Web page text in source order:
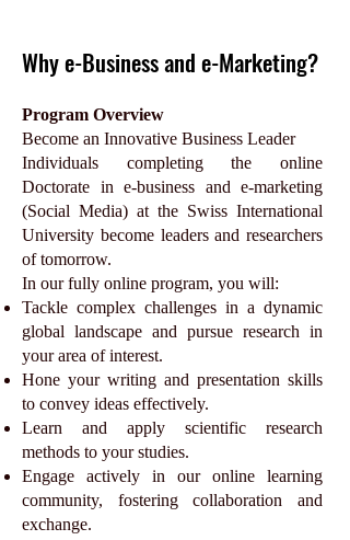
Why e-Business and e-Marketing?
Program Overview
Become an Innovative Business Leader
Individuals completing the online
Doctorate in e-business and e-marketing
(Social Media) at the Swiss International
University become leaders and researchers
of tomorrow.
In our fully online program, you will:
Tackle complex challenges in a dynamic
global landscape and pursue research in
your area of interest.
Hone your writing and presentation skills
to convey ideas effectively.
Learn and apply scientific research
methods to your studies.
Engage actively in our online learning
community, fostering collaboration and
exchange.